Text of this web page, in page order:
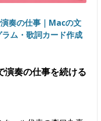
奏の仕事｜Macの文
ム・歌詞カード作成
演奏の仕事を続ける